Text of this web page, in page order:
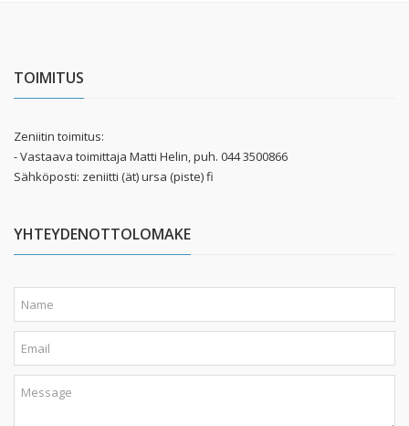
TOIMITUS
Zeniitin toimitus:
- Vastaava toimittaja Matti Helin, puh. 044 3500866
Sähköposti: zeniitti (ät) ursa (piste) fi
YHTEYDENOTTOLOMAKE